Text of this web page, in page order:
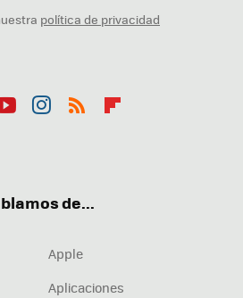
política de privacidad
de...
Apple
Aplicaciones